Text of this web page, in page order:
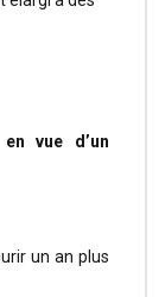
vue d’un
un an plus